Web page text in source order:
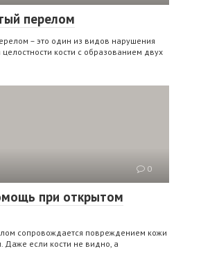
перелом
– это один из видов нарушения
кости с образованием двух
0
при открытом
сопровождается повреждением кожи
Даже если кости не видно, а